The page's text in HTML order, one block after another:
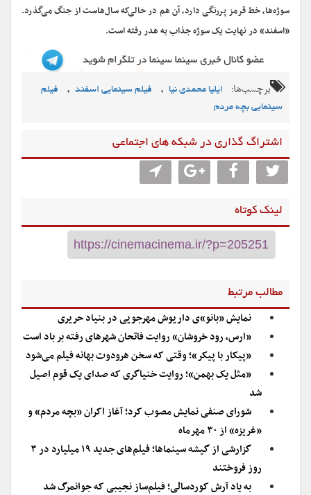
سوژه‌ها، خط قرمز پررنگی دارد، آن هم در حالی‌که سال‌هاست از جنگ می‌گذرد.
«اسفند» در نهایت یک سوژه جذاب به هدر رفته است.
برچسب‌ها: ایلیا محمدی نیا , فیلم سینمایی اسفند ,
فیلم
سینمایی بچه مردم
اشتراگ گذاری در شبکه های اجتماعی
لینک کوتاه
مطالب مرتبط
نمایش «بانو»ی داریوش مهرجویی در بنیاد حریری
«ارس، رود خروشان» روایت فاتحان شهرهای رفته بر باد است
«پیکار با پیکر»؛ وقتی که سخن هرودوت بهانه فیلم می‌شود
«مثل یک بهمن»؛ روایت خنیاگری که صدای یک قوم اصیل
شد
شورای صنفی نمایش مصوب کرد؛ آغاز اکران «بچه مردم» و
«غریزه» از ۳۰ مهرماه
گزارشی از گیشه سینما‌ها؛ فیلم‌های جدید ۱۹ میلیارد در ۳
روز فروختند
به یاد آرش کوردسالی؛ فیلم‌ساز نجیبی که جوانمرگ شد